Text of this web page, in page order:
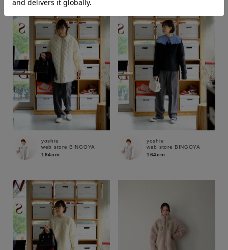
価格
商品タイプ
通常商品 予約商品
セール価格 WEB限定
在庫あり 在庫なし含む
yoshie
web store BINGOYA
164cm
yoshie
web store BINGOYA
164cm